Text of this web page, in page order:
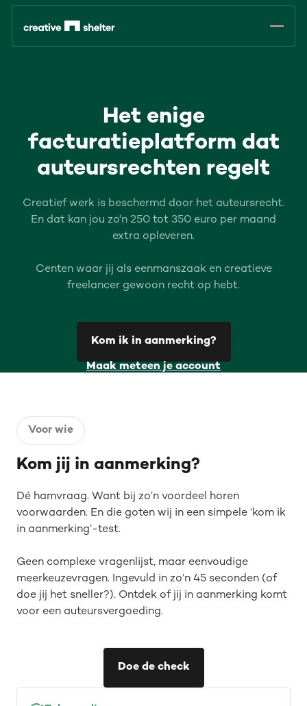
Het enige
facturatieplatform dat
auteursrechten regelt
Creatief werk is beschermd door het auteursrecht.
En dat kan jou zo'n 250 tot 350 euro per maand
extra opleveren.
Centen waar jij als eenmanszaak en creatieve
freelancer gewoon recht op hebt.
Kom ik in aanmerking?
Maak meteen je account
Voor wie
Kom jij in aanmerking?
Dé hamvraag. Want bij zo’n voordeel horen
voorwaarden. En die goten wij in een simpele ‘kom ik
in aanmerking’-test.
Geen complexe vragenlijst, maar eenvoudige
meerkeuzevragen. Ingevuld in zo’n 45 seconden (of
doe jij het sneller?). Ontdek of jij in aanmerking komt
voor een auteursvergoeding.
Doe de check